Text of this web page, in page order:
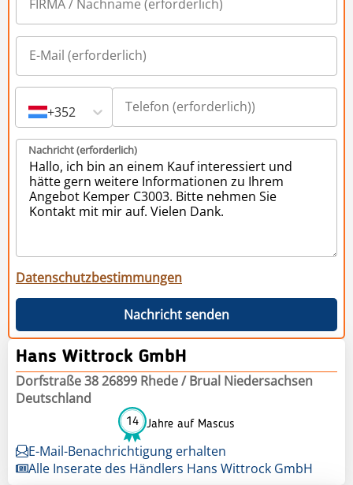
+352
Nachricht (erforderlich)
Datenschutzbestimmungen
Nachricht senden
Hans Wittrock GmbH
Dorfstraße 38 26899 Rhede / Brual Niedersachsen
Deutschland
14 Jahre auf Mascus
E-Mail-Benachrichtigung erhalten
Alle Inserate des Händlers Hans Wittrock GmbH